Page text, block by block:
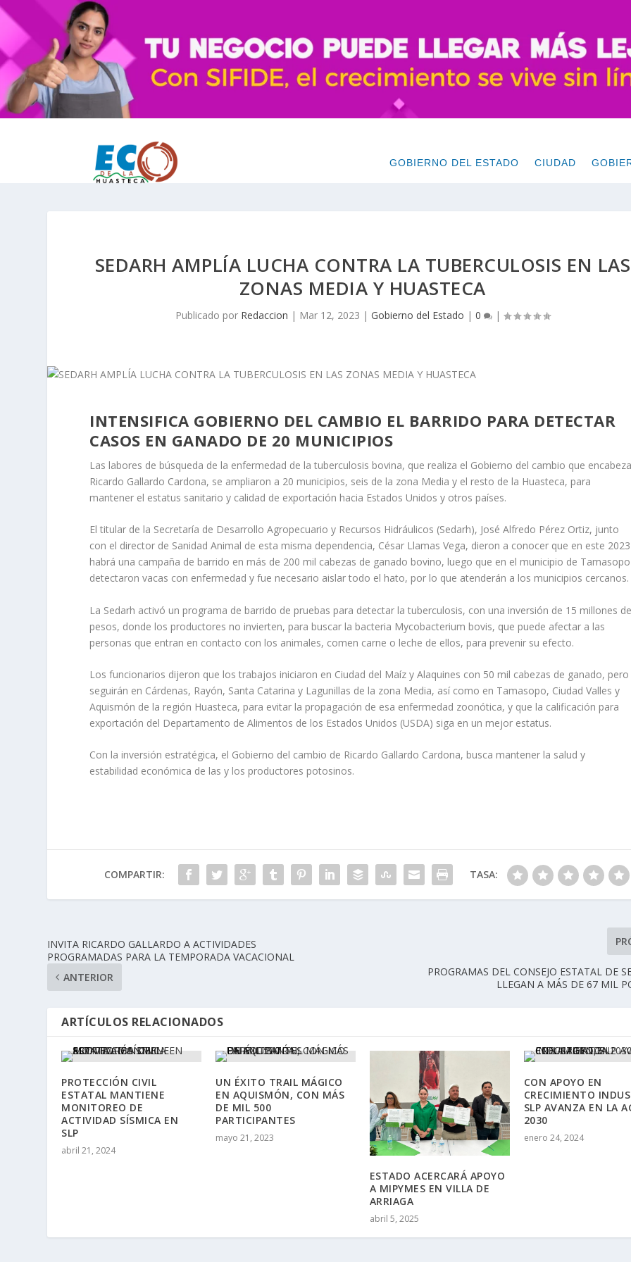
GOBIERNO DEL ESTADO CIUDAD
SEDARH AMPLÍA LUCHA CONTRA LA TUBERCULOSIS EN LAS
ZONAS MEDIA Y HUASTECA
Publicado por Redaccion | Mar 12, 2023 | Gobierno del Estado | 0 |
INTENSIFICA GOBIERNO DEL CAMBIO EL BARRIDO PARA DETECTAR
CASOS EN GANADO DE 20 MUNICIPIOS
Las labores de búsqueda de la enfermedad de la tuberculosis bovina, que realiza el Gobierno del cambio que
Ricardo Gallardo Cardona, se ampliaron a 20 municipios, seis de la zona Media y el resto de la Huasteca, para
mantener el estatus sanitario y calidad de exportación hacia Estados Unidos y otros países.
El titular de la Secretaría de Desarrollo Agropecuario y Recursos Hidráulicos (Sedarh), José Alfredo Pérez Ortiz, junto
con el director de Sanidad Animal de esta misma dependencia, César Llamas Vega, dieron a conocer que en este 2023
habrá una campaña de barrido en más de 200 mil cabezas de ganado bovino, luego que en el municipio de Tamasopo
detectaron vacas con enfermedad y fue necesario aislar todo el hato, por lo que atenderán a los municipios cercanos.
La Sedarh activó un programa de barrido de pruebas para detectar la tuberculosis, con una inversión de 15 millones
pesos, donde los productores no invierten, para buscar la bacteria Mycobacterium bovis, que puede afectar a las
personas que entran en contacto con los animales, comen carne o leche de ellos, para prevenir su efecto.
Los funcionarios dijeron que los trabajos iniciaron en Ciudad del Maíz y Alaquines con 50 mil cabezas de ganado, pero
seguirán en Cárdenas, Rayón, Santa Catarina y Lagunillas de la zona Media, así como en Tamasopo, Ciudad Valles y
Aquismón de la región Huasteca, para evitar la propagación de esa enfermedad zoonótica, y que la calificación para
exportación del Departamento de Alimentos de los Estados Unidos (USDA) siga en un mejor estatus.
Con la inversión estratégica, el Gobierno del cambio de Ricardo Gallardo Cardona, busca mantener la salud y
estabilidad económica de las y los productores potosinos.
COMPARTIR: TASA:
INVITA RICARDO GALLARDO A ACTIVIDADES
PROGRAMADAS PARA LA TEMPORADA VACACIONAL
ANTERIOR
PROGRAMAS DEL CONSEJO ESTATAL DE
LLEGAN A MÁS DE 67 MIL
ARTÍCULOS RELACIONADOS
PROTECCIÓN CIVIL
ESTATAL MANTIENE
MONITOREO DE
ACTIVIDAD SÍSMICA EN
SLP
abril 21, 2024
UN ÉXITO TRAIL MÁGICO
EN AQUISMÓN, CON MÁS
DE MIL 500
PARTICIPANTES
mayo 21, 2023
ESTADO ACERCARÁ APOYO
A MIPYMES EN VILLA DE
ARRIAGA
abril 5, 2025
CON APOYO EN
CRECIMIENTO
SLP AVANZA EN LA
2030
enero 24, 2024